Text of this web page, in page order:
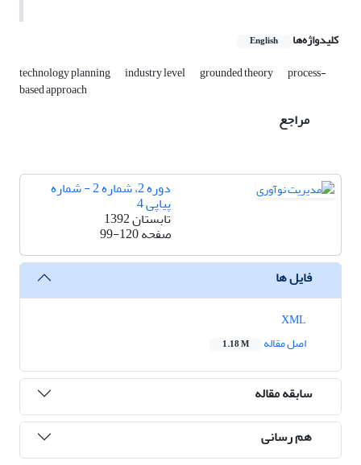
کلیدواژه‌ها English
technology planning industry level grounded theory process-
based approach
مراجع
دوره 2، شماره 2 - شماره
پیاپی 4
تابستان 1392
صفحه99-120
فایل ها
اصل مقاله
1.18 M
سابقه مقاله
هم رسانی